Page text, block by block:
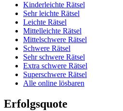
Kinderleichte Rätsel
Sehr leichte Rätsel
Leichte Rätsel
Mittelleichte Rätsel
Mittelschwere Rätsel
Schwere Rätsel
Sehr schwere Rätsel
Extra schwere Rätsel
Superschwere Rätsel
Alle online lösbaren
Erfolgsquote